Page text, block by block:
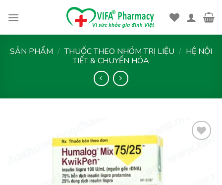
SẢN PHẨM / THUỐC THEO NHÓM TRỊ LIỆU / HỆ NỘI
TIẾT & CHUYỂN HÓA